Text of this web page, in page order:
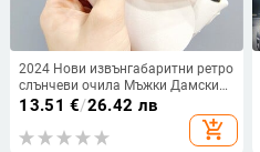
2024 Нови извънгабаритни ретро
слънчеви очила Мъжки Дамски
модни поляризирани
фотохромни нюанси Очила
Двойни мостови слънчеви очила
13.51 €/26.42 лв
add_shopping_cart